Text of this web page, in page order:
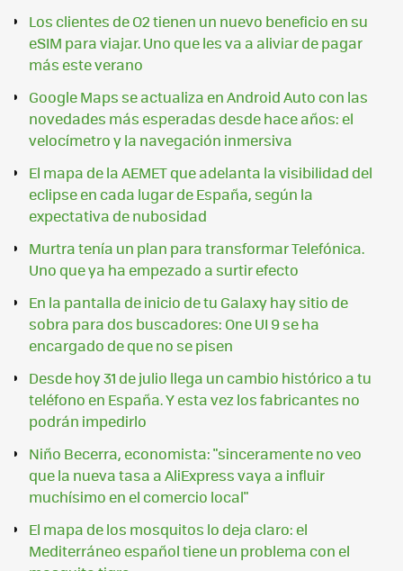
Los clientes de O2 tienen un nuevo beneficio en su
eSIM para viajar. Uno que les va a aliviar de pagar
más este verano
Google Maps se actualiza en Android Auto con las
novedades más esperadas desde hace años: el
velocímetro y la navegación inmersiva
El mapa de la AEMET que adelanta la visibilidad del
eclipse en cada lugar de España, según la
expectativa de nubosidad
Murtra tenía un plan para transformar Telefónica.
Uno que ya ha empezado a surtir efecto
En la pantalla de inicio de tu Galaxy hay sitio de
sobra para dos buscadores: One UI 9 se ha
encargado de que no se pisen
Desde hoy 31 de julio llega un cambio histórico a tu
teléfono en España. Y esta vez los fabricantes no
podrán impedirlo
Niño Becerra, economista: "sinceramente no veo
que la nueva tasa a AliExpress vaya a influir
muchísimo en el comercio local"
El mapa de los mosquitos lo deja claro: el
Mediterráneo español tiene un problema con el